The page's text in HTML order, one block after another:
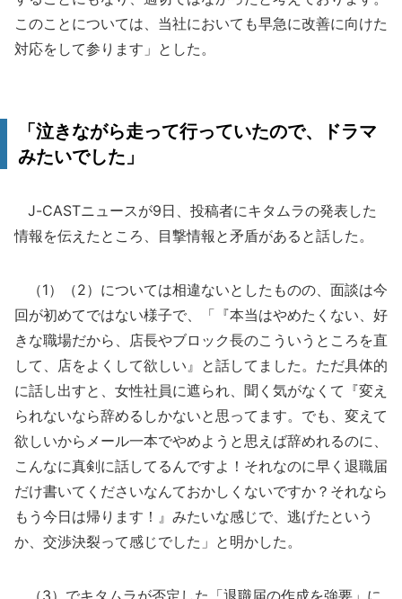
このことについては、当社においても早急に改善に向けた
対応をして参ります」とした。
「泣きながら走って行っていたので、ドラマ
みたいでした」
J-CASTニュースが9日、投稿者にキタムラの発表した
情報を伝えたところ、目撃情報と矛盾があると話した。
（1）（2）については相違ないとしたものの、面談は今
回が初めてではない様子で、「『本当はやめたくない、好
きな職場だから、店長やブロック長のこういうところを直
して、店をよくして欲しい』と話してました。ただ具体的
に話し出すと、女性社員に遮られ、聞く気がなくて『変え
られないなら辞めるしかないと思ってます。でも、変えて
欲しいからメール一本でやめようと思えば辞めれるのに、
こんなに真剣に話してるんですよ！それなのに早く退職届
だけ書いてくださいなんておかしくないですか？それなら
もう今日は帰ります！』みたいな感じで、逃げたという
か、交渉決裂って感じでした」と明かした。
（3）でキタムラが否定した「退職届の作成を強要」に